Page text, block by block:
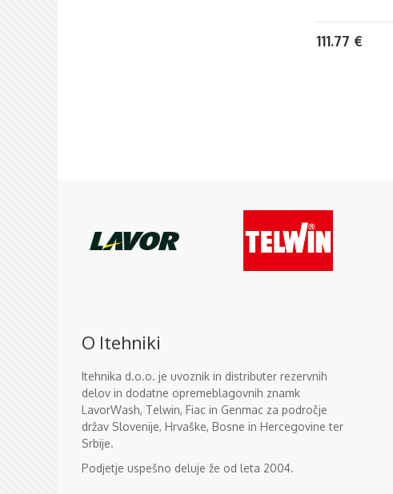
111.77 €
O Itehniki
Itehnika d.o.o. je uvoznik in distributer rezervnih
delov in dodatne opremeblagovnih znamk
LavorWash, Telwin, Fiac in Genmac za področje
držav Slovenije, Hrvaške, Bosne in Hercegovine ter
Srbije.
Podjetje uspešno deluje že od leta 2004.